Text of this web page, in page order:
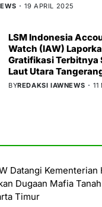
19 APRIL 2025
LSM Indonesia
Watch (IAW)
Gratifikasi Terbitnya
Laut Utara
BYREDAKSI IAWNEWS